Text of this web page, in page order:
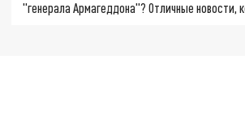
"генерала Армагеддона"? Отличные новости,